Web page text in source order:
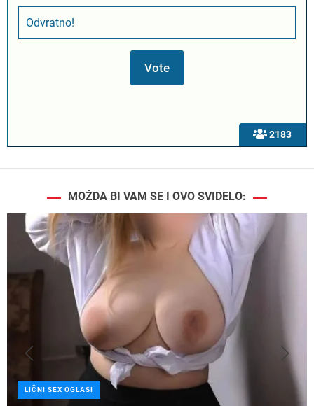
2183
Odvratno!
MOŽDA BI VAM SE I OVO SVIDELO:
LIČNI SEX OGLASI